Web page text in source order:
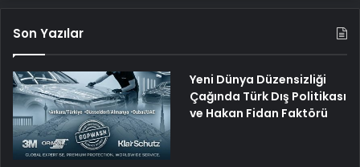
Son Yazılar
Yeni Dünya Düzensizliği
Çağında Türk Dış Politikası
ve Hakan Fidan Faktörü